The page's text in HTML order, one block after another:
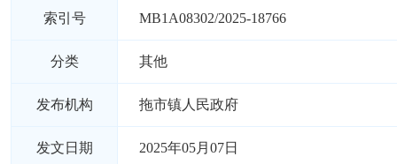
索引号 MB1A08302/2025-18766
分类 其他
发布机构 拖市镇人民政府
发文日期 2025年05月07日